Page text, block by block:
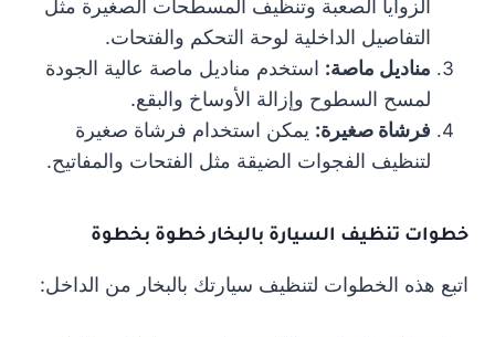
الزوايا الصعبة وتنظيف المسطحات الصغيرة مثل
التفاصيل الداخلية لوحة التحكم والفتحات.
مناديل ماصة: استخدم مناديل ماصة عالية الجودة
لمسح السطوح وإزالة الأوساخ والبقع.
فرشاة صغيرة: يمكن استخدام فرشاة صغيرة
لتنظيف الفجوات الضيقة مثل الفتحات والمفاتيح.
خطوات تنظيف السيارة بالبخار خطوة بخطوة
اتبع هذه الخطوات لتنظيف سيارتك بالبخار من الداخل: